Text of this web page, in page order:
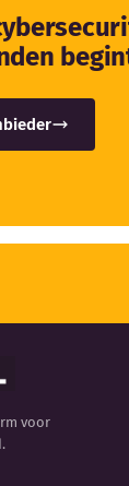
voor